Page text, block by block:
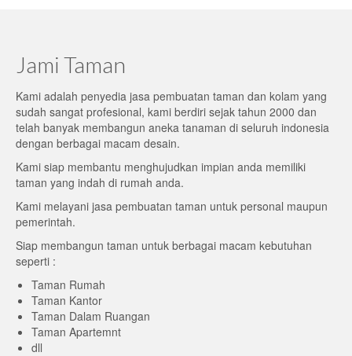
Jami Taman
Kami adalah penyedia jasa pembuatan taman dan kolam yang
sudah sangat profesional, kami berdiri sejak tahun 2000 dan
telah banyak membangun aneka tanaman di seluruh indonesia
dengan berbagai macam desain.
Kami siap membantu menghujudkan impian anda memiliki
taman yang indah di rumah anda.
Kami melayani jasa pembuatan taman untuk personal maupun
pemerintah.
Siap membangun taman untuk berbagai macam kebutuhan
seperti :
Taman Rumah
Taman Kantor
Taman Dalam Ruangan
Taman Apartemnt
dll